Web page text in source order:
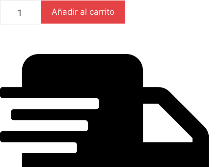
Añadir al carrito